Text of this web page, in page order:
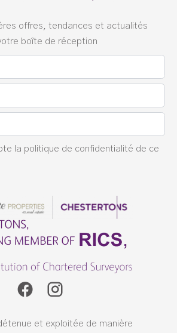
offres, tendances et actualités
boîte de réception
la politique de confidentialité de ce
et exploitée de manière